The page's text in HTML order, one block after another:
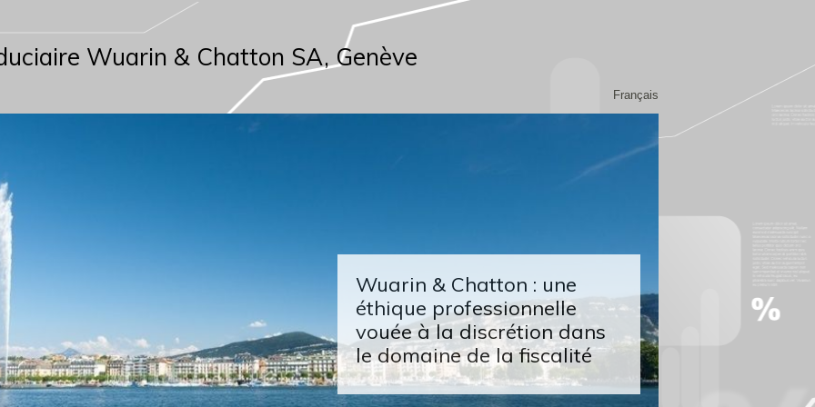
Français
Wuarin & Chatton SA, Genève
Wuarin & Chatton : une
éthique professionnelle
vouée à la discrétion dans
le domaine de la fiscalité